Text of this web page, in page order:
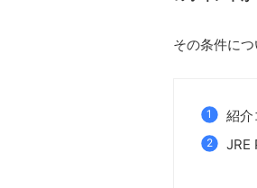
その条件に
紹
JRE